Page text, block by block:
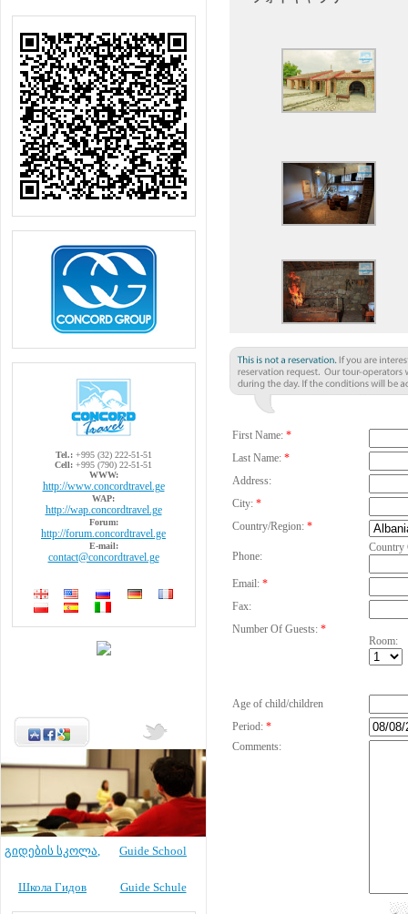
Tel.:+995 (32) 222-51-51
Cell: +995 (790) 22-51-51
WWW:
http://www.concordtravel.ge
WAP:
http://wap.concordtravel.ge
Forum:
http://forum.concordtravel.ge
E-mail:
contact@concordtravel.ge
გიდების სკოლა, Guide School
Школа Гидов Guide Schule
First Name: *
Last Name: *
Address:
City: *
Country/Region: *
Phone:
Country
Email: *
Fax:
Number Of Guests: *
Room:
Age of child/children
Period: *
Comments: